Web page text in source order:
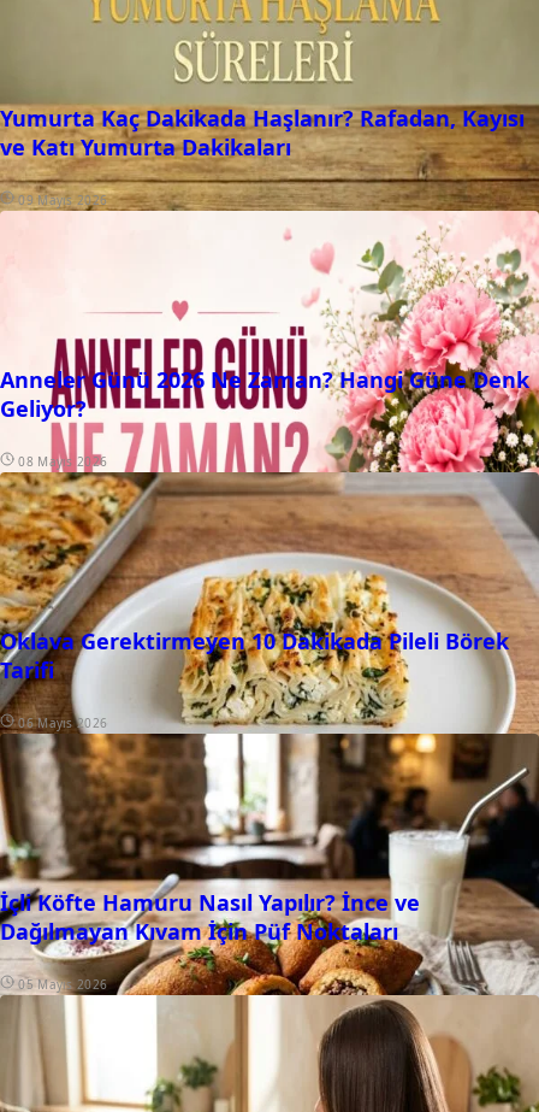
Yumurta Kaç Dakikada Haşlanır? Rafadan, Kayısı
ve Katı Yumurta Dakikaları
09 Mayıs 2026
Anneler Günü 2026 Ne Zaman? Hangi Güne Denk
Geliyor?
08 Mayıs 2026
Oklava Gerektirmeyen 10 Dakikada Pileli Börek
Tarifi
06 Mayıs 2026
İçli Köfte Hamuru Nasıl Yapılır? İnce ve
Dağılmayan Kıvam İçin Püf Noktaları
05 Mayıs 2026